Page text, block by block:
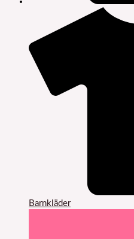
Barnkläder